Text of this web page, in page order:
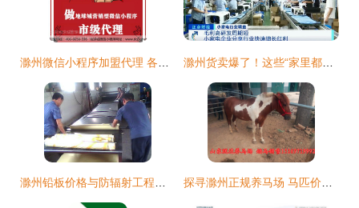
滁州微信小程序加盟代理 各行业覆盖，市场运作成熟的互联网新机遇 滁州货卖爆了！这些“家里都有”的产品，正悄悄成全国爆款
滁州铅板价格与防辐射工程铅板施工全解析 济南祥瑞提供一站式解决方案 探寻滁州正规养马场 马匹价格与婚庆旅游用马购买指南